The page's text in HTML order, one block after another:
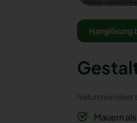
Hanglösung
Naturstein lässt
Mauern